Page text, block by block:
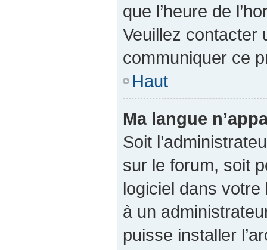
que l’heure de
Veuillez contacter
communiquer ce
Haut
Ma langue
Soit
sur le forum, soit
logiciel dans
à un
puisse installer